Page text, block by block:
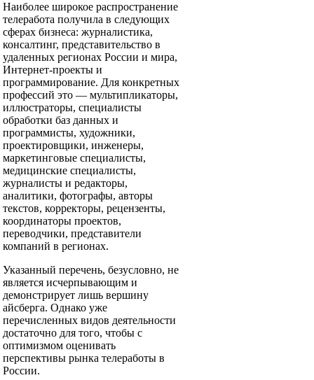
Наиболее широкое распространение
телеработа получила в следующих
сферах бизнеса: журналистика,
консалтинг, представительство в
удаленных регионах России и мира,
Интернет-проекты и
программирование. Для конкретных
профессий это — мультипликаторы,
иллюстраторы, специалисты
обработки баз данных и
программисты, художники,
проектировщики, инженеры,
маркетинговые специалисты,
медицинские специалисты,
журналисты и редакторы,
аналитики, фотографы, авторы
текстов, корректоры, рецензенты,
координаторы проектов,
переводчики, представители
компаний в регионах.
Указанный перечень, безусловно, не
является исчерпывающим и
демонстрирует лишь вершину
айсберга. Однако уже
перечисленных видов деятельности
достаточно для того, чтобы с
оптимизмом оценивать
перспективы рынка телеработы в
России.